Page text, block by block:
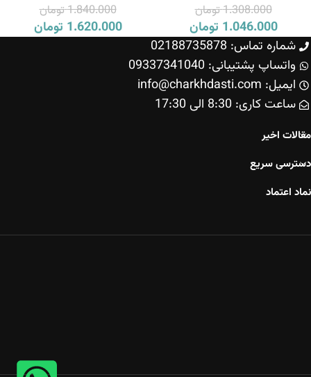
1.308.000تومان
1.046.000 تومان
1.840.000تومان
1.620.000 تومان
شماره تماس: 02188735878
واتساپ پشتیبانی: 09337341040
ایمیل: info@charkhdasti.com
ساعت کاری: 8:30 الی 17:30
مقالات اخیر
دسترسی سریع
نماد اعتماد